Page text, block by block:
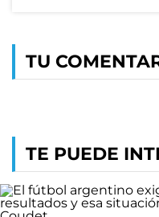
TU
TE PUEDE